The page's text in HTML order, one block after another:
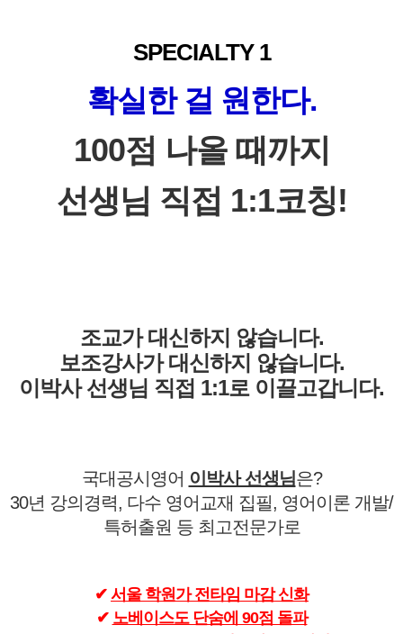
SPECIALTY 1
확실한 걸 원한다.
100점 나올 때까지
선생님 직접 1:1코칭!
조교가 대신하지 않습니다.
보조강사가 대신하지 않습니다.
이박사 선생님 직접 1:1로 이끌고갑니다.
국대공시영어 이박사 선생님은?
30년 강의경력, 다수 영어교재 집필, 영어이론 개발/
특허출원 등 최고전문가로
✔ 서울 학원가 전타임 마감 신화
✔ 노베이스도 단숨에 90점 돌파